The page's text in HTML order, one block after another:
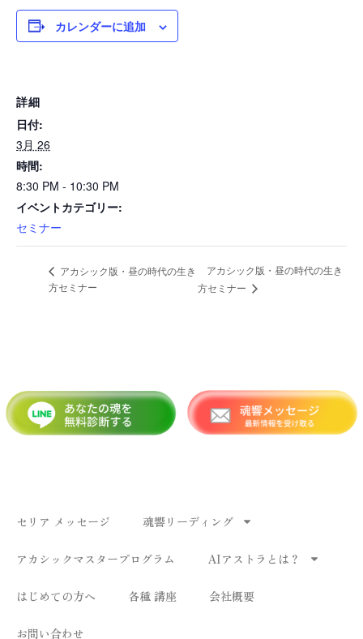
カレンダーに追加
詳細
日付:
3月 26
時間:
8:30 PM - 10:30 PM
イベントカテゴリー:
セミナー
アカシック版・昼の時代の生き
方セミナー
アカシック版・昼の時代の生き
方セミナー
セリア メッセージ 魂響リーディング
アカシックマスタープログラム AIアストラとは？
はじめての方へ 各種 講座 会社概要
お問い合わせ